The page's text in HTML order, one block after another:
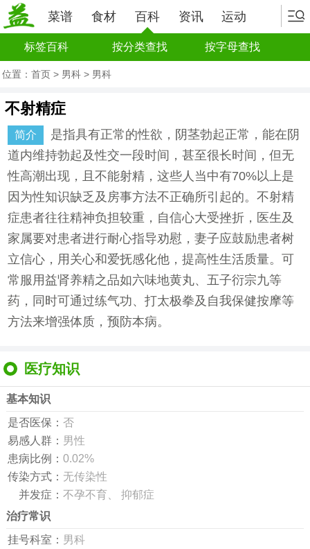
菜谱 食材 百科 资讯 运动
标签百科 按分类查找 按字母查找
位置： 首页 > 男科 > 男科
不射精症
简介
是指具有正常的性欲，阴茎勃起正常，能在阴
道内维持勃起及性交一段时间，甚至很长时间，但无
性高潮出现，且不能射精，这些人当中有70%以上是
因为性知识缺乏及房事方法不正确所引起的。不射精
症患者往往精神负担较重，自信心大受挫折，医生及
家属要对患者进行耐心指导劝慰，妻子应鼓励患者树
立信心，用关心和爱抚感化他，提高性生活质量。可
常服用益肾养精之品如六味地黄丸、五子衍宗九等
药，同时可通过练气功、打太极拳及自我保健按摩等
方法来增强体质，预防本病。
医疗知识
基本知识
是否医保： 否
易感人群： 男性
患病比例： 0.02%
传染方式： 无传染性
并发症： 不孕不育、 抑郁症
治疗常识
挂号科室： 男科